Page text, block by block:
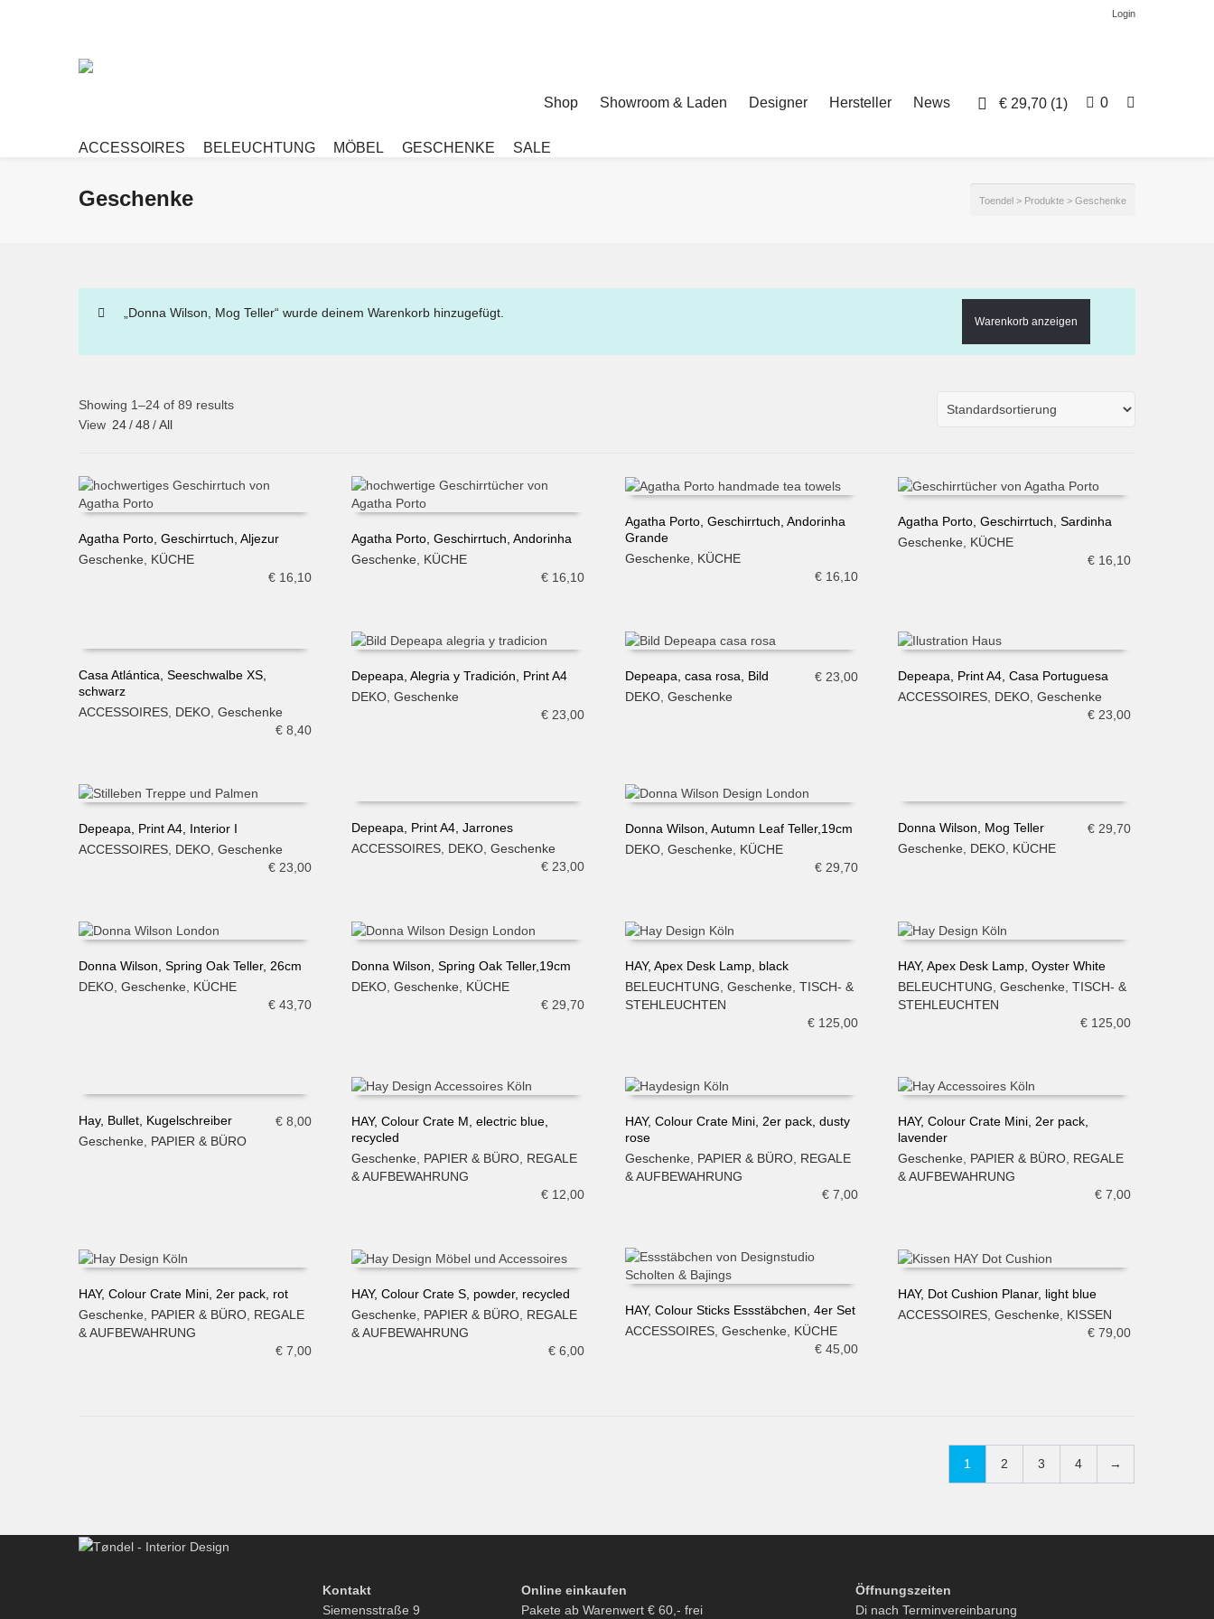
Login
€ 29,70 (1) 0
Shop Showroom & Laden Designer Hersteller News
ACCESSOIRES BELEUCHTUNG MÖBEL GESCHENKE SALE
Geschenke Toendel > Produkte > Geschenke
„Donna Wilson, Mog Teller“ wurde deinem Warenkorb hinzugefügt.
Warenkorb anzeigen
Showing 1–24 of 89 results
View 24/48 /All
IN DEN WARENKORB
Agatha Porto, Geschirrtuch, Aljezur
Geschenke KÜCHE
€16,10
IN DEN WARENKORB
Agatha Porto, Geschirrtuch, Andorinha
Geschenke KÜCHE
€ 16,10
IN DEN WARENKORB
Agatha Porto, Geschirrtuch, Andorinha
Grande
Geschenke, KÜCHE
€16,10
IN DEN WARENKORB
Agatha Porto, Geschirrtuch, Sardinha
Geschenke, KÜCHE
€ 16,10
Casa Atlántica, Seeschwalbe XS,
schwarz
ACCESSOIRES DEKO Geschenke
€8,40
IN DEN WARENKORB
Depeapa, Alegria y Tradición, Print A4
DEKO ,Geschenke
€ 23,00
IN DEN WARENKORB
Depeapa, casa rosa, Bild
DEKO, Geschenke
€23,00
IN DEN WARENKORB
Depeapa, Print A4, Casa Portuguesa
ACCESSOIRES DEKO ,Geschenke
€ 23,00
IN DEN WARENKORB
Depeapa, Print A4, Interior I
ACCESSOIRES DEKO Geschenke
€23,00
IN DEN WARENKORB
Depeapa, Print A4, Jarrones
ACCESSOIRES DEKO ,Geschenke
€ 23,00
IN DEN WARENKORB
Donna Wilson, Autumn Leaf Teller,19cm
DEKO, Geschenke, KÜCHE
€29,70
IN DEN WARENKORB
Donna Wilson, Mog Teller
Geschenke DEKO KÜCHE
€ 29,70
IN DEN WARENKORB
Donna Wilson, Spring Oak Teller, 26cm
DEKO, Geschenke, KÜCHE
€43,70
IN DEN WARENKORB
Donna Wilson, Spring Oak Teller,19cm
DEKO,Geschenke, KÜCHE
€ 29,70
IN DEN WARENKORB
HAY, Apex Desk Lamp, black
BELEUCHTUNG, Geschenke, TISCH- &
STEHLEUCHTEN
€125,00
IN DEN WARENKORB
HAY, Apex Desk Lamp, Oyster White
BELEUCHTUNG,Geschenke,TISCH- &
STEHLEUCHTEN
€ 125,00
IN DEN WARENKORB
Hay, Bullet, Kugelschreiber
Geschenke PAPIER & BÜRO
€8,00
HAY, Colour Crate M, electric blue,
recycled
Geschenke, PAPIER & BÜRO, REGALE
& AUFBEWAHRUNG
€ 12,00
HAY, Colour Crate Mini, 2er pack, dusty
rose
Geschenke, PAPIER & BÜRO, REGALE
& AUFBEWAHRUNG
€7,00
HAY, Colour Crate Mini, 2er pack,
lavender
Geschenke, PAPIER & BÜRO, REGALE
& AUFBEWAHRUNG
€ 7,00
IN DEN WARENKORB
HAY, Colour Crate Mini, 2er pack, rot
Geschenke PAPIER & BÜRO REGALE
& AUFBEWAHRUNG
€7,00
IN DEN WARENKORB
HAY, Colour Crate S, powder, recycled
Geschenke PAPIER & BÜRO REGALE
& AUFBEWAHRUNG
€ 6,00
IN DEN WARENKORB
HAY, Colour Sticks Essstäbchen, 4er Set
ACCESSOIRES, Geschenke, KÜCHE
€45,00
IN DEN WARENKORB
HAY, Dot Cushion Planar, light blue
ACCESSOIRES ,Geschenke KISSEN
€ 79,00
1 2 3 4 →
Kontakt
Siemensstraße 9
Online einkaufen
Pakete ab Warenwert € 60,- frei
Öffnungszeiten
Di nach Terminvereinbarung